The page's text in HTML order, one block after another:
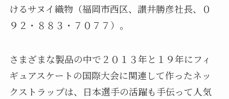
けるサヌイ織物（福岡市西区、讃井勝彦社長、０
９２・８８３・７０７７）。
さまざまな製品の中で２０１３年と１９年にフィ
ギュアスケートの国際大会に関連して作ったネッ
クストラップは、日本選手の活躍も手伝って人気